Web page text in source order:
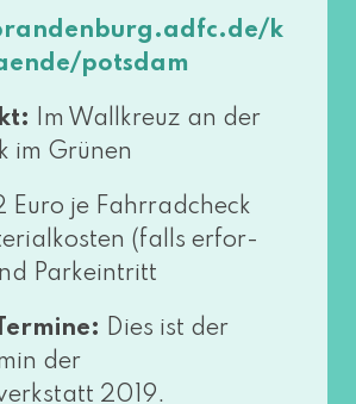
​k​
​p​o​t​s​dam
Im Wallkreuz an der
im Grünen
Euro je Fahrradcheck
(falls erfor­
Parkeintritt
Dies ist der
der
2019.